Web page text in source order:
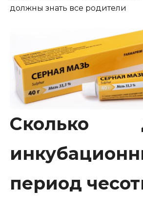
должны знать все родители
Сколько
период